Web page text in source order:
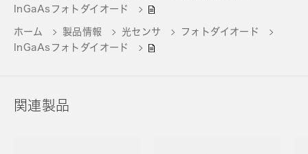
InGaAsフォトダイオード
ホーム
製品情報 光センサ
フォトダイオード
InGaAsフォトダイオード
関連製品